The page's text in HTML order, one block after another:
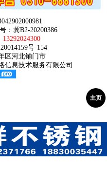
：冀B2-20200386
13292024300
号-154
区河北铺门市
信息技术服务有限公司
主页